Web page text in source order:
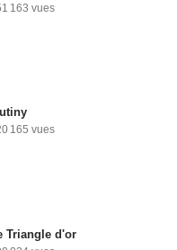
163 vues
165 vues
Triangle d'or